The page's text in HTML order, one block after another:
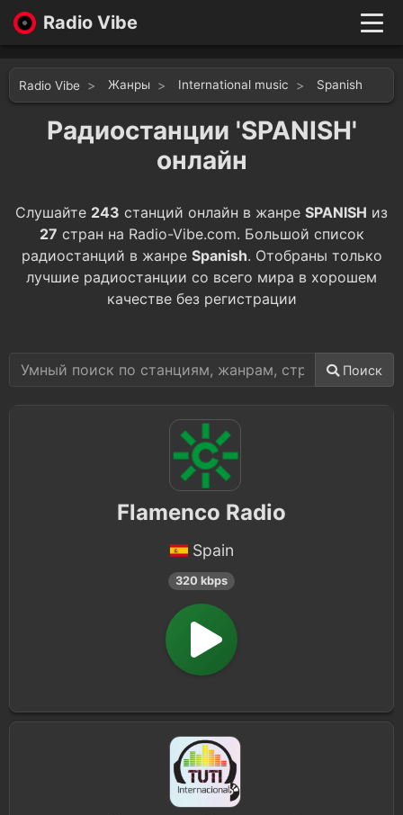
Radio Vibe
New
Genres
Likes
Top 100
Radio Vibe Жанры International music Spanish
Радиостанции 'SPANISH'
онлайн
Слушайте 243 станций онлайн в жанре SPANISH из
27 стран на Radio-Vibe.com. Большой список
радиостанций в жанре Spanish. Отобраны только
лучшие радиостанции со всего мира в хорошем
качестве без регистрации
Поиск
Flamenco Radio
Spain
320 kbps